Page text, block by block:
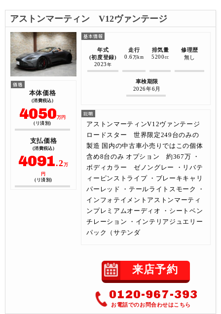
アストンマーティン V12ヴァンテージ
本体価格
(消費税込)
4050万円
(リ済別)
支払価格
(消費税込)
4091.2万
円
(リ済別)
年式
(初度登録)
2023 年
走行
0.6万km
排気量
5200 cc
修理歴
無し
車検期限
2026年6月
アストンマーティンV12ヴァンテージ
ロードスター 世界限定249台のみの
製造 国内の中古車小売りではこの個体
含め8台のみ オプション 約367万 ・
ボディカラー ゼノングレー ・リバテ
ィーピンストライプ ・ブレーキキャリ
パーレッド ・テールライトスモーク ・
インフォテイメントアストンマーティ
ンプレミアムオーディオ ・シートベン
チレーション ・インテリアジュエリー
パック（サテンダ
来店予約
0120-967-393
お電話でのお問合わせはこちら